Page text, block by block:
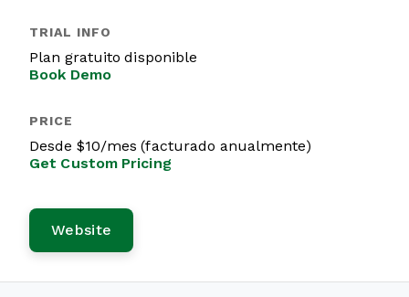
Plan gratuito disponible
Book Demo
Desde $10/mes (facturado anualmente)
Get Custom Pricing
Website